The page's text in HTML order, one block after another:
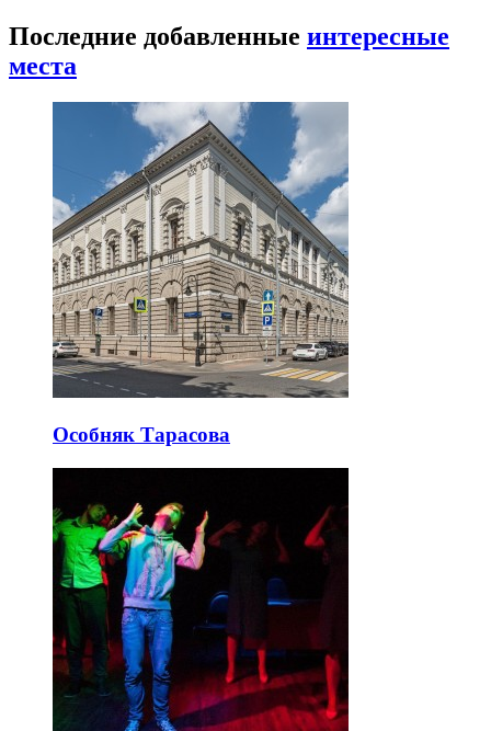
Последние добавленные интересные
места
Особняк Тарасова